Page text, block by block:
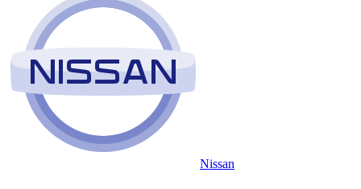
Nissan